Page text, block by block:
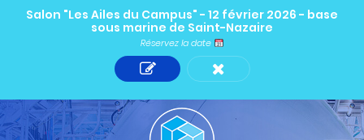
Salon "Les Ailes du Campus" - 12 février 2026 - base
sous marine de Saint-Nazaire
Réservez la date